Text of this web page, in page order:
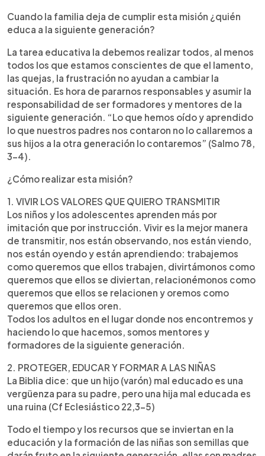
Cuando la familia deja de cumplir esta misión ¿quién
educa a la siguiente generación?
La tarea educativa la debemos realizar todos, al menos
todos los que estamos conscientes de que el lamento,
las quejas, la frustración no ayudan a cambiar la
situación. Es hora de pararnos responsables y asumir la
responsabilidad de ser formadores y mentores de la
siguiente generación. “Lo que hemos oído y aprendido
lo que nuestros padres nos contaron no lo callaremos a
sus hijos a la otra generación lo contaremos” (Salmo 78,
3-4).
¿Cómo realizar esta misión?
1. VIVIR LOS VALORES QUE QUIERO TRANSMITIR
Los niños y los adolescentes aprenden más por
imitación que por instrucción. Vivir es la mejor manera
de transmitir, nos están observando, nos están viendo,
nos están oyendo y están aprendiendo: trabajemos
como queremos que ellos trabajen, divirtámonos como
queremos que ellos se diviertan, relacionémonos como
queremos que ellos se relacionen y oremos como
queremos que ellos oren.
Todos los adultos en el lugar donde nos encontremos y
haciendo lo que hacemos, somos mentores y
formadores de la siguiente generación.
2. PROTEGER, EDUCAR Y FORMAR A LAS NIÑAS
La Biblia dice: que un hijo (varón) mal educado es una
vergüenza para su padre, pero una hija mal educada es
una ruina (Cf Eclesiástico 22,3-5)
Todo el tiempo y los recursos que se inviertan en la
educación y la formación de las niñas son semillas que